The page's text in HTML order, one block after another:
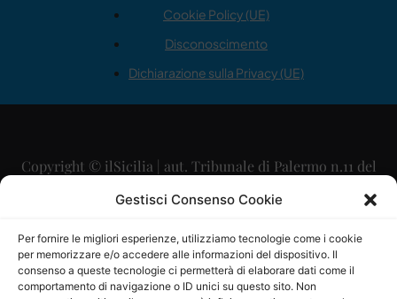
Gestisci Consenso Cookie
Per fornire le migliori esperienze, utilizziamo tecnologie come i cookie
per memorizzare e/o accedere alle informazioni del dispositivo. Il
consenso a queste tecnologie ci permetterà di elaborare dati come il
comportamento di navigazione o ID unici su questo sito. Non
Cookie Policy (UE)
Disconoscimento
Dichiarazione sulla Privacy (UE)
Copyright © ilSicilia | aut. Tribunale di Palermo n.11 del
29/09/2015
Direttore Editoriale: Maurizio Scaglione